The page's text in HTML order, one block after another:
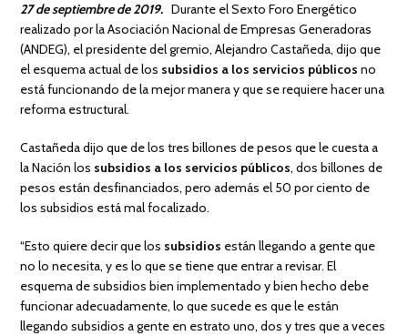
27 de septiembre de 2019. Durante el Sexto Foro Energético
realizado por la Asociación Nacional de Empresas Generadoras
(ANDEG), el presidente del gremio, Alejandro Castañeda, dijo que
el esquema actual de los subsidios a los servicios públicos no
está funcionando de la mejor manera y que se requiere hacer una
reforma estructural.
Castañeda dijo que de los tres billones de pesos que le cuesta a
la Nación los subsidios a los servicios públicos, dos billones de
pesos están desfinanciados, pero además el 50 por ciento de
los subsidios está mal focalizado.
“Esto quiere decir que los subsidios están llegando a gente que
no lo necesita, y es lo que se tiene que entrar a revisar. El
esquema de subsidios bien implementado y bien hecho debe
funcionar adecuadamente, lo que sucede es que le están
llegando subsidios a gente en estrato uno, dos y tres que a veces